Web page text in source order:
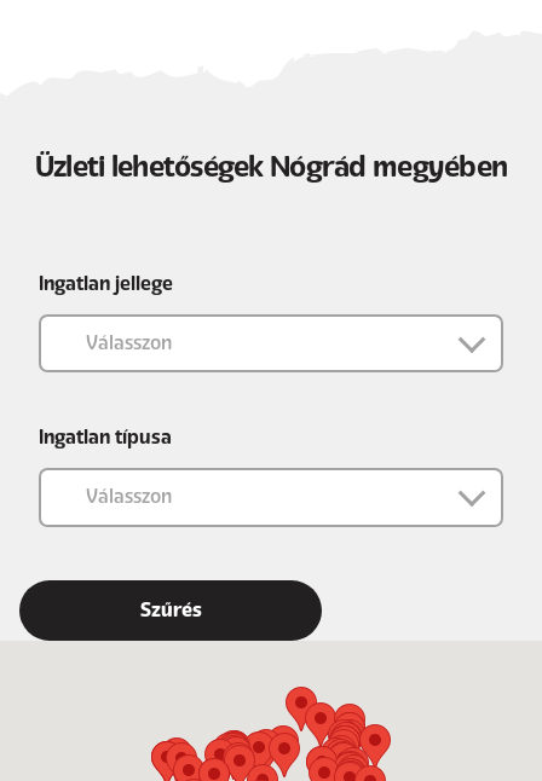
Üzleti lehetőségek Nógrád megyében
Ingatlan jellege
Ingatlan típusa